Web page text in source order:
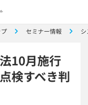
セミナー情報
10月施行
検すべき判